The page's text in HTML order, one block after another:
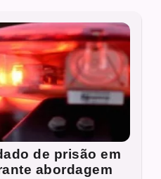
de prisão em
abordagem